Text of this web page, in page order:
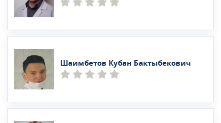
Шаимбетов Кубан Бактыбекович